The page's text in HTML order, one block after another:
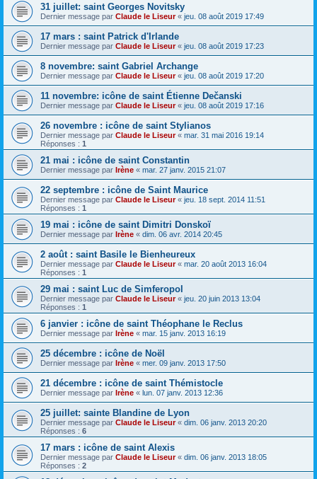
31 juillet: saint Georges Novitsky
Dernier message par Claude le Liseur« jeu. 08 août 2019 17:49
17 mars : saint Patrick d'Irlande
Dernier message par Claude le Liseur« jeu. 08 août 2019 17:23
8 novembre: saint Gabriel Archange
Dernier message par Claude le Liseur« jeu. 08 août 2019 17:20
11 novembre: icône de saint Étienne Dečanski
Dernier message par Claude le Liseur« jeu. 08 août 2019 17:16
26 novembre : icône de saint Stylianos
Dernier message par Claude le Liseur« mar. 31 mai 2016 19:14
Réponses : 1
21 mai : icône de saint Constantin
Dernier message par Irène « mar. 27 janv. 2015 21:07
22 septembre : icône de Saint Maurice
Dernier message par Claude le Liseur« jeu. 18 sept. 2014 11:51
Réponses : 1
19 mai : icône de saint Dimitri Donskoï
Dernier message par Irène « dim. 06 avr. 2014 20:45
2 août : saint Basile le Bienheureux
Dernier message par Claude le Liseur« mar. 20 août 2013 16:04
Réponses : 1
29 mai : saint Luc de Simferopol
Dernier message par Claude le Liseur« jeu. 20 juin 2013 13:04
Réponses : 1
6 janvier : icône de saint Théophane le Reclus
Dernier message par Irène « mar. 15 janv. 2013 16:19
25 décembre : icône de Noël
Dernier message par Irène « mer. 09 janv. 2013 17:50
21 décembre : icône de saint Thémistocle
Dernier message par Irène « lun. 07 janv. 2013 12:36
25 juillet: sainte Blandine de Lyon
Dernier message par Claude le Liseur« dim. 06 janv. 2013 20:20
Réponses : 6
17 mars : icône de saint Alexis
Dernier message par Claude le Liseur« dim. 06 janv. 2013 18:05
Réponses : 2